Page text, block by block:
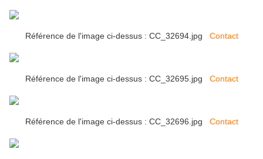
Référence de l'image ci-dessus : CC_32694.jpg Contact
Référence de l'image ci-dessus : CC_32695.jpg Contact
Référence de l'image ci-dessus : CC_32696.jpg Contact